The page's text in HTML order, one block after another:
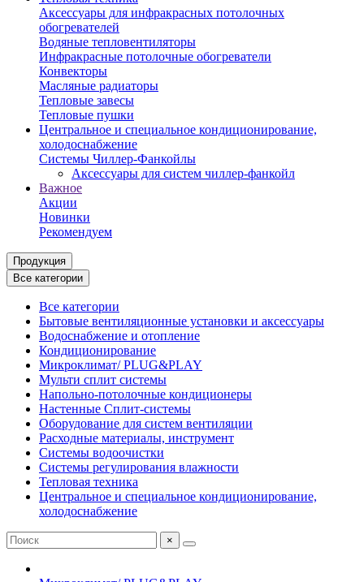
Аксессуары для инфракрасных потолочных
обогревателей
Водяные тепловентиляторы
Инфракрасные потолочные обогреватели
Конвекторы
Масляные радиаторы
Тепловые завесы
Тепловые пушки
Центральное и специальное кондиционирование,
холодоснабжение
Системы Чиллер-Фанкойлы
Аксессуары для систем чиллер-фанкойл
Важное
Акции
Новинки
Рекомендуем
Продукция
Все категории
Все категории
Бытовые вентиляционные установки и аксессуары
Водоснабжение и отопление
Кондиционирование
Микроклимат/ PLUG&PLAY
Мульти сплит системы
Напольно-потолочные кондиционеры
Настенные Сплит-системы
Оборудование для систем вентиляции
Расходные материалы, инструмент
Системы водоочистки
Системы регулирования влажности
Тепловая техника
Центральное и специальное кондиционирование,
холодоснабжение
×